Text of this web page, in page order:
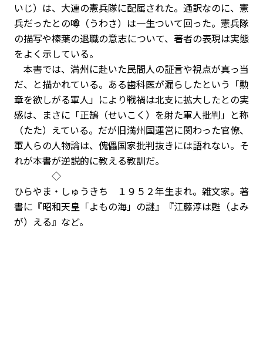
いじ）は、大連の憲兵隊に配属された。通訳なのに、憲
兵だったとの噂（うわさ）は一生ついて回った。憲兵隊
の描写や榛葉の退職の意志について、著者の表現は実態
をよく示している。
本書では、満州に赴いた民間人の証言や視点が真っ当
だ、と描かれている。ある歯科医が漏らしたという「勲
章を欲しがる軍人」により戦禍は北支に拡大したとの実
感は、まさに「正鵠（せいこく）を射た軍人批判」と称
（たた）えている。だが旧満州国運営に関わった官僚、
軍人らの人物論は、傀儡国家批判抜きには語れない。そ
れが本書が逆説的に教える教訓だ。
◇
ひらやま・しゅうきち １９５２年生まれ。雑文家。著
書に『昭和天皇「よもの海」の謎』『江藤淳は甦（よみ
が）える』など。